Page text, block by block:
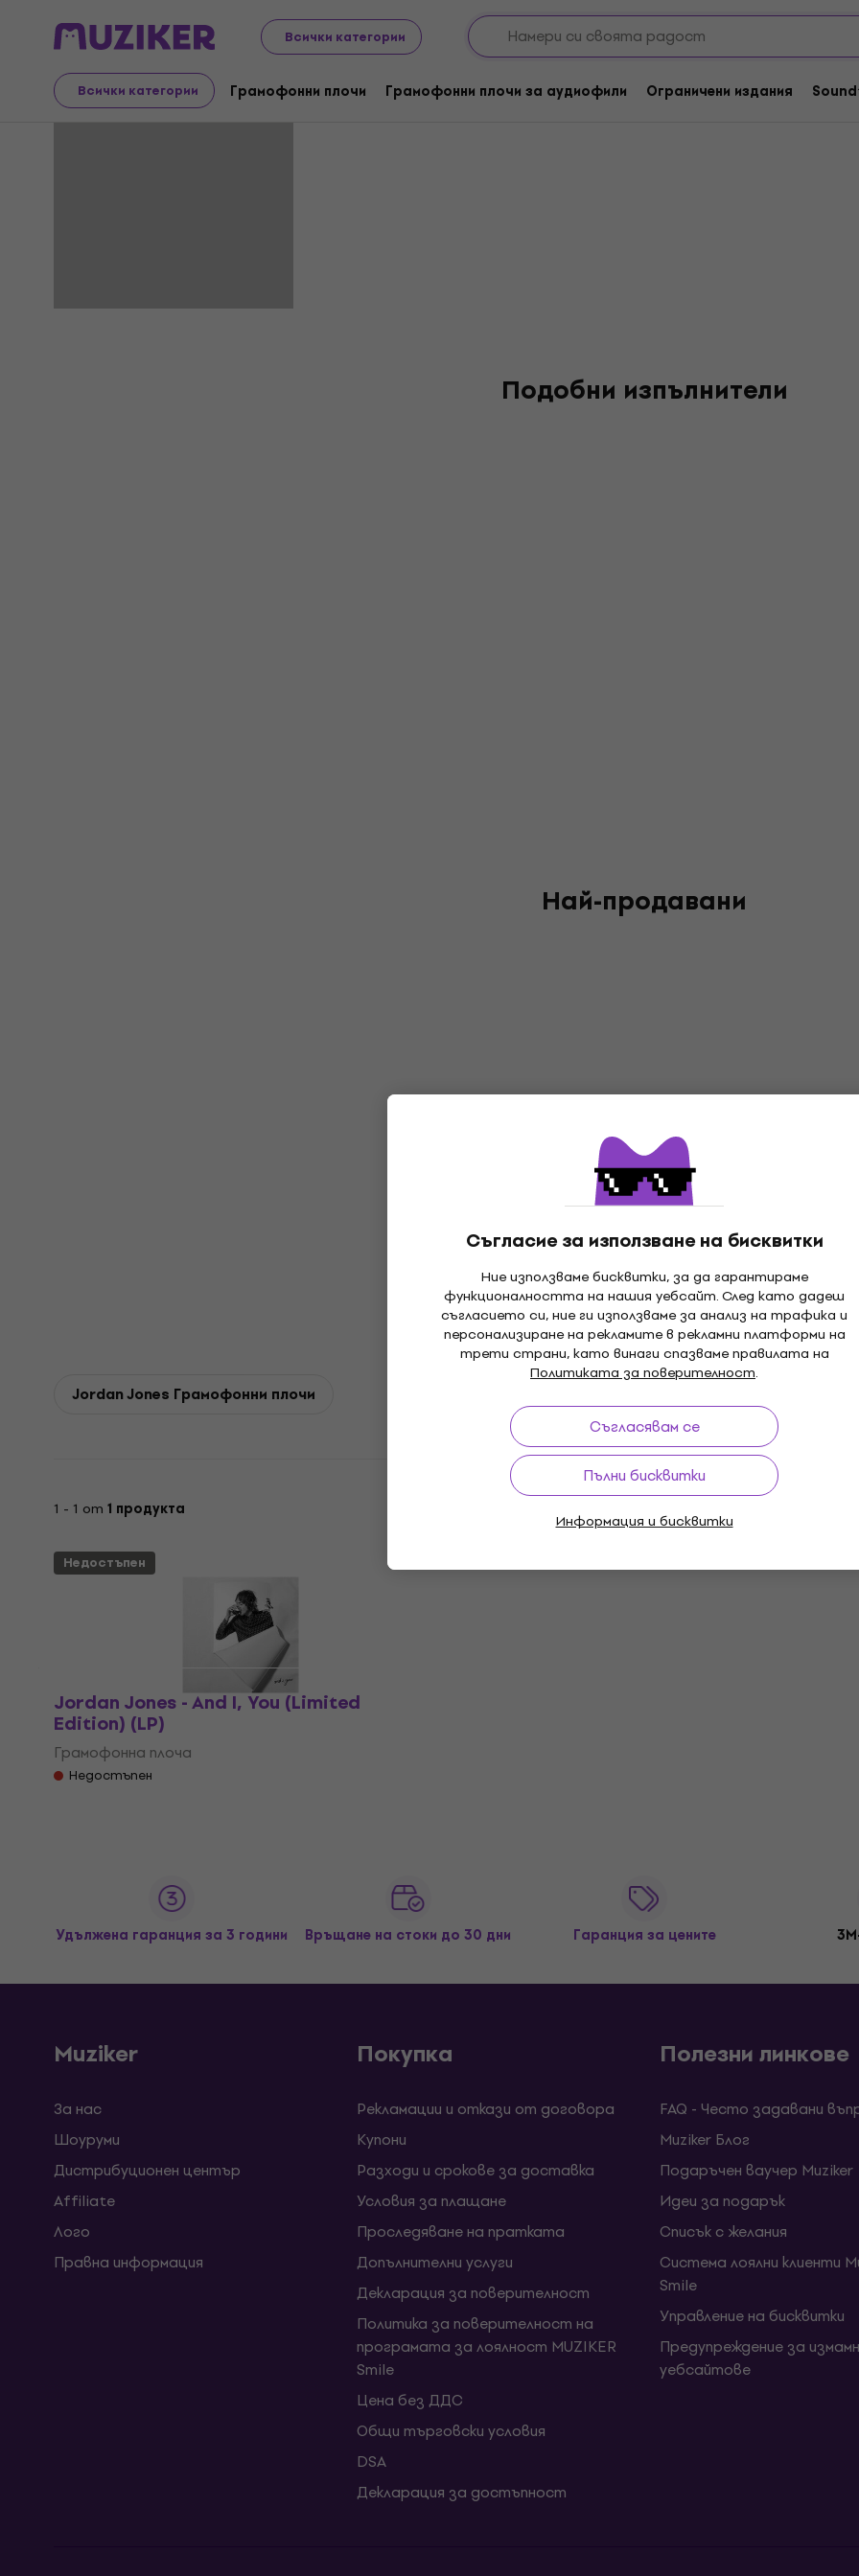
Всички категории
Всички категории Грамофонни плочи Грамофонни плочи за аудиофили Ограничени издания
Съгласие за използване на бисквитки
Ние използваме бисквитки, за да гарантираме
функционалността на нашия уебсайт. След като дадеш
съгласието си, ние ги използваме за анализ на трафика и
персонализиране на рекламите в рекламни платформи на
трети страни, като винаги спазваме правилата на
Политиката за поверителност.
Съгласявам се
Пълни бисквитки
Информация и бисквитки
Jordan Jones
Подобни изпълнители
Най-продавани
Jordan Jones Грамофонни плочи
1 - 1 от 1 продукта
Недостъпен
Jordan Jones - And I, You (Limited
Edition) (LP)
Грамофонна плоча
Недостъпен
Удължена гаранция за 3 години Връщане на стоки до 30 дни Гаранция за цените
Muziker
За нас
Шоуруми
Дистрибуционен център
Affiliate
Лого
Правна информация
Покупка
Рекламации и откази от договора
Kупони
Разходи и срокове за доставка
Условия за плащане
Проследяване на пратката
Допълнителни услуги
Декларация за поверителност
Политика за поверителност на
програмата за лоялност MUZIKER
Smile
Цена без ДДС
Общи търговски условия
DSA
Декларация за достъпност
Полезни линкове
FAQ - Често задавани
Muziker Блог
Подаръчен ваучер Muziker
Идеи за подарък
Списък с желания
Система лоялни клиенти
Smile
Управление на бисквитки
Предупреждение за
уебсайтове